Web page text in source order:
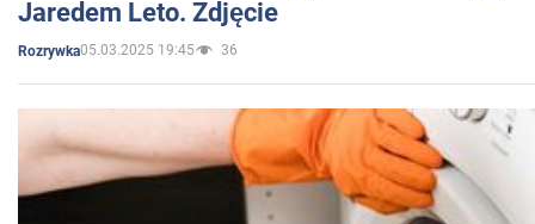
Jaredem Leto. Zdjęcie
Rozrywka05.03.2025 19:45 36